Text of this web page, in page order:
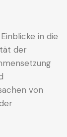
in die
der
von